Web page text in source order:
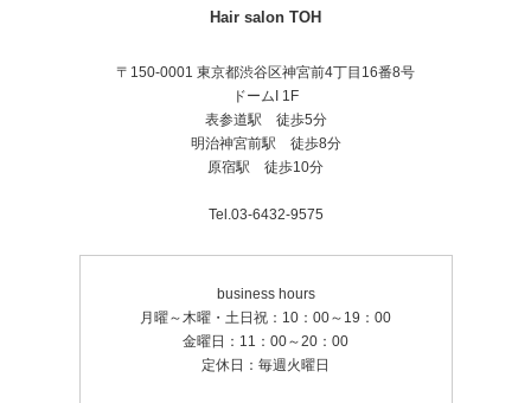
Hair salon TOH
〒150-0001 東京都渋谷区神宮前4丁目16番8号
ドームI 1F
表参道駅 徒歩5分
明治神宮前駅 徒歩8分
原宿駅 徒歩10分
Tel.03-6432-9575
business hours
月曜～木曜・土日祝：10：00～19：00
金曜日：11：00～20：00
定休日：毎週火曜日